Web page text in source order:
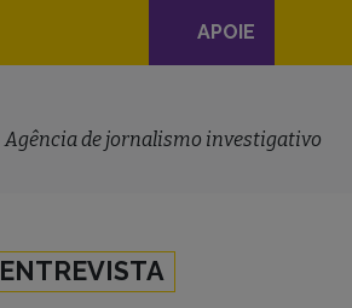
Navegação
principal
APOIE
Agência de jornalismo investigativo
ENTREVISTA